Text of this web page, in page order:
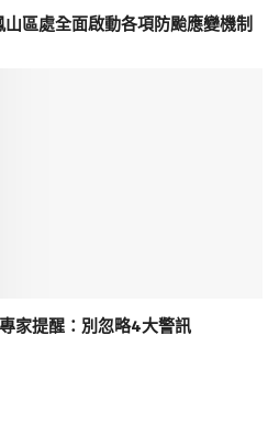
區處全面啟動各項防颱應變機制
家提醒：別忽略4大警訊